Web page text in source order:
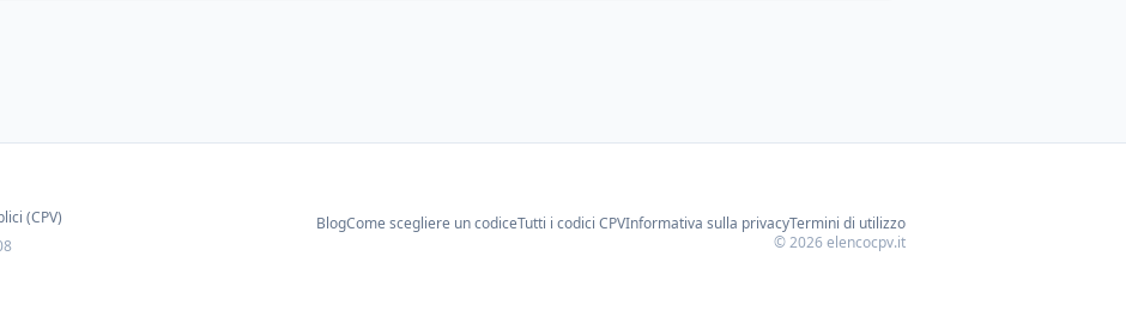
(CPV)
BlogCome scegliere un codiceTutti i codici CPVInformativa sulla privacyTermini di utilizzo
©2026elencocpv.it